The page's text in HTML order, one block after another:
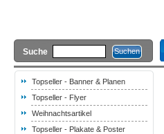
Suche
Topseller - Banner & Planen
Topseller - Flyer
Weihnachtsartikel
Topseller - Plakate & Poster